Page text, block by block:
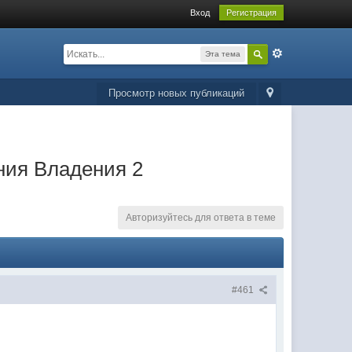
Вход Регистрация
Эта тема
Просмотр новых публикаций
Владения 2
Авторизуйтесь для ответа в теме
#461